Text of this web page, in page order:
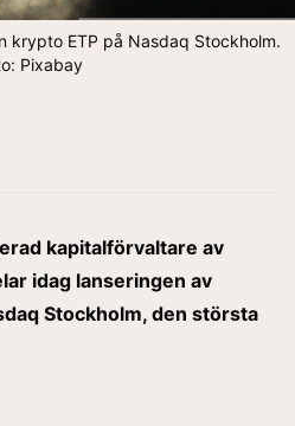
krypto ETP på Nasdaq Stockholm.
Pixabay
kapitalförvaltare av
idag lanseringen av
Stockholm, den största